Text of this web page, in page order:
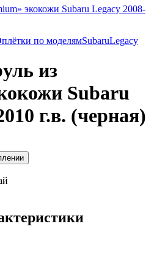
по моделямSubaruLegacy
из
Subaru
г.в. (черная)